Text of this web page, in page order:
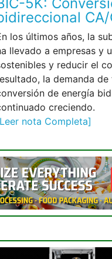
los últimos años, la
llevado a empresas y
y reducir el
la demanda
de energía
creciendo.
nota Completa]